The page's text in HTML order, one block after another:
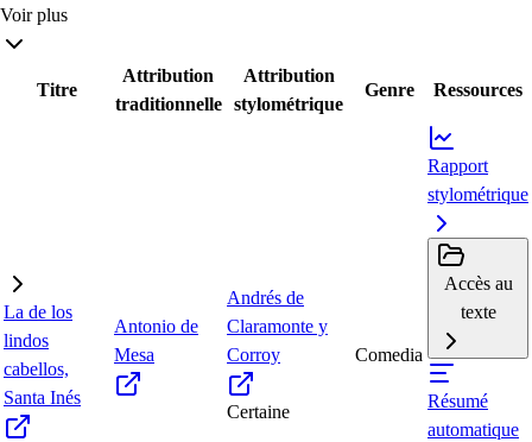
Voir plus
Titre
Attribution
traditionnelle
Attribution
stylométrique
Genre Ressources
La de los
lindos
cabellos,
Santa Inés
Antonio de
Mesa
Andrés de
Claramonte y
Corroy
Certaine
Comedia
Rapport
stylométrique
Accès au
texte
Résumé
automatique